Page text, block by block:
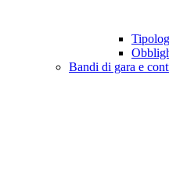
Bandi di gara e